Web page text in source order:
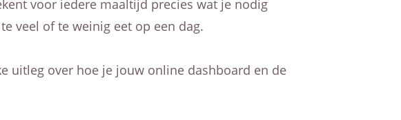
voor iedere maaltijd precies wat je nodig
veel of te weinig eet op een dag.
uitleg over hoe je jouw online dashboard en de